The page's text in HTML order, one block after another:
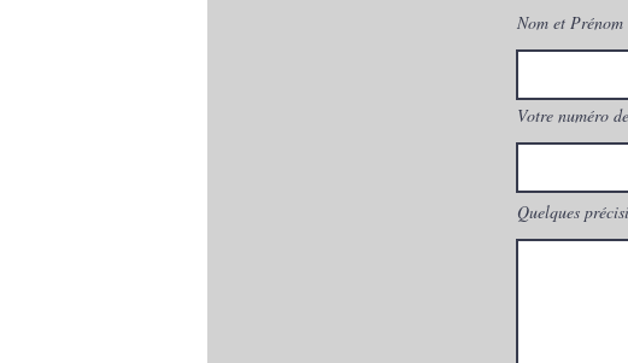
Nom et Prénom
Votre numéro
Quelques